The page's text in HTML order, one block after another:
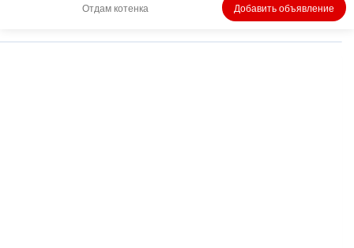
Отдам котенка Добавить объявление